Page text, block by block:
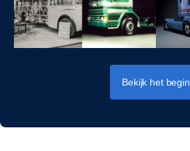
Bekijk het begin